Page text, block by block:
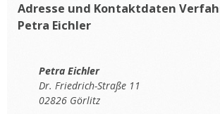
Adresse und Kontaktdaten
Petra Eichler
Petra Eichler
Dr. Friedrich-Straße 11
02826 Görlitz